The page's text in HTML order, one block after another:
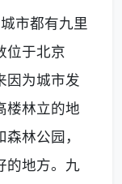
市都有九里
位于北京
因为城市发
楼林立的地
林公园，
的地方。九